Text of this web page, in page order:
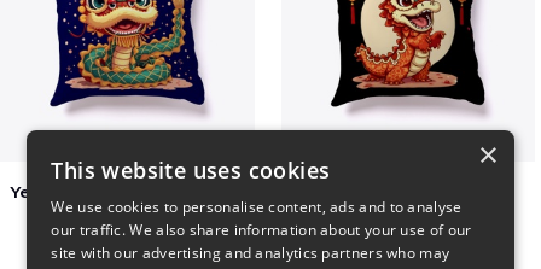
×
This website uses cookies
We use cookies to personalise content, ads and to analyse
our traffic. We also share information about your use of our
site with our advertising and analytics partners who may